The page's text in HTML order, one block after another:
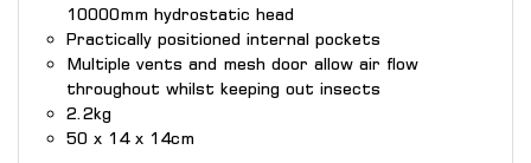
10000mm hydrostatic head
Practically positioned internal pockets
Multiple vents and mesh door allow air flow
throughout whilst keeping out insects
2.2kg
50 x 14 x 14cm